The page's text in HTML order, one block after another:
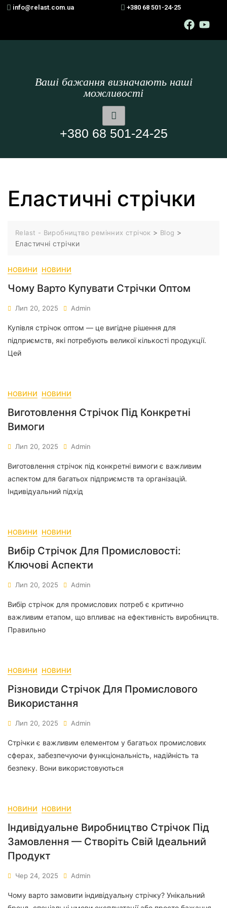
info@relast.com.ua +380 68 501-24-25
Ваші бажання визначають наші
можливості
+380 68 501-24-25
Еластичні стрічки
Relast - Виробництво ремінних стрічок > Blog >
Еластичні стрічки
НОВИНИ НОВИНИ
Чому Варто Купувати Стрічки Оптом
Лип 20, 2025 Admin
Купівля стрічок оптом — це вигідне рішення для
підприємств, які потребують великої кількості продукції.
Цей
НОВИНИ НОВИНИ
Виготовлення Стрічок Під Конкретні
Вимоги
Лип 20, 2025 Admin
Виготовлення стрічок під конкретні вимоги є важливим
аспектом для багатьох підприємств та організацій.
Індивідуальний підхід
НОВИНИ НОВИНИ
Вибір Стрічок Для Промисловості:
Ключові Аспекти
Лип 20, 2025 Admin
Вибір стрічок для промислових потреб є критично
важливим етапом, що впливає на ефективність виробництв.
Правильно
НОВИНИ НОВИНИ
Різновиди Стрічок Для Промислового
Використання
Лип 20, 2025 Admin
Стрічки є важливим елементом у багатьох промислових
сферах, забезпечуючи функціональність, надійність та
безпеку. Вони використовуються
НОВИНИ НОВИНИ
Індивідуальне Виробництво Стрічок Під
Замовлення — Створіть Свій Ідеальний
Продукт
Чер 24, 2025 Admin
Чому варто замовити індивідуальну стрічку? Унікальний